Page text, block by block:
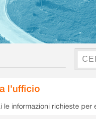
l'ufficio
informazioni richieste per